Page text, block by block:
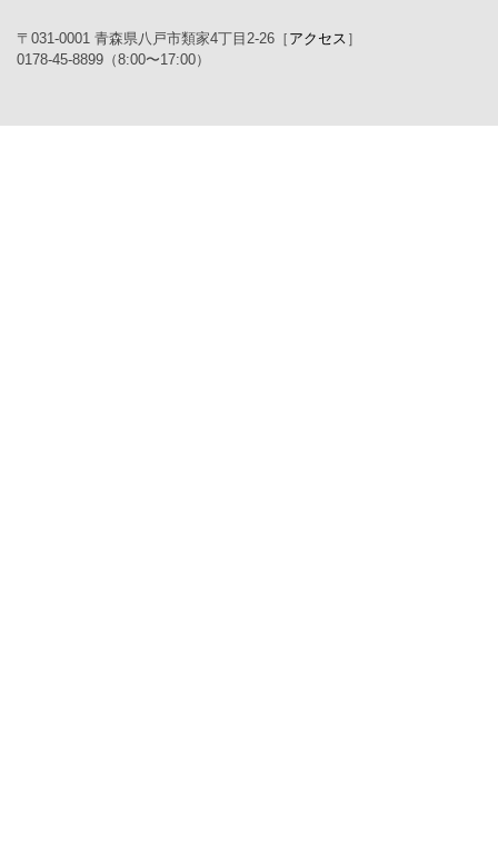
〒031-0001 青森県八戸市類家4丁目2-26［ アクセス ］
0178-45-8899（8:00〜17:00）